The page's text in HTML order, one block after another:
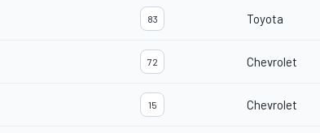
83 Toyota
72 Chevrolet
15 Chevrolet